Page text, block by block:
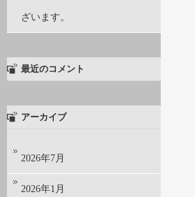
ざいます。
最近のコメント
アーカイブ
2026年7月
2026年1月